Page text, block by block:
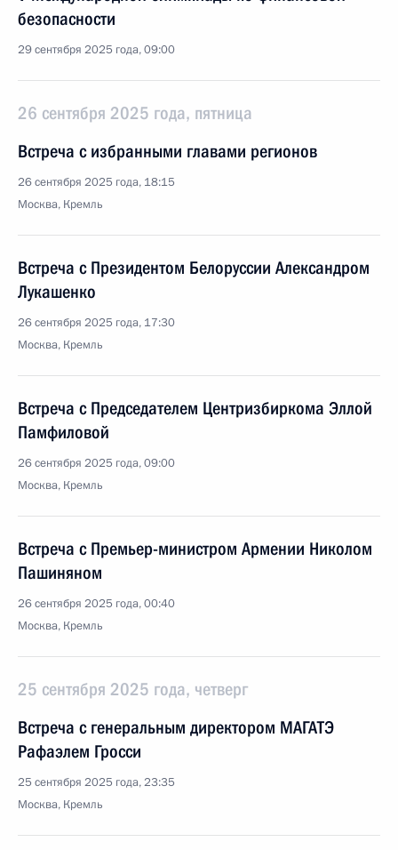
безопасности
29 сентября 2025 года, 09:00
26 сентября 2025 года, пятница
Встреча с избранными главами регионов
26 сентября 2025 года, 18:15
Москва, Кремль
Встреча с Президентом Белоруссии Александром
Лукашенко
26 сентября 2025 года, 17:30
Москва, Кремль
Встреча с Председателем Центризбиркома Эллой
Памфиловой
26 сентября 2025 года, 09:00
Москва, Кремль
Встреча с Премьер-министром Армении Николом
Пашиняном
26 сентября 2025 года, 00:40
Москва, Кремль
25 сентября 2025 года, четверг
Встреча с генеральным директором МАГАТЭ
Рафаэлем Гросси
25 сентября 2025 года, 23:35
Москва, Кремль